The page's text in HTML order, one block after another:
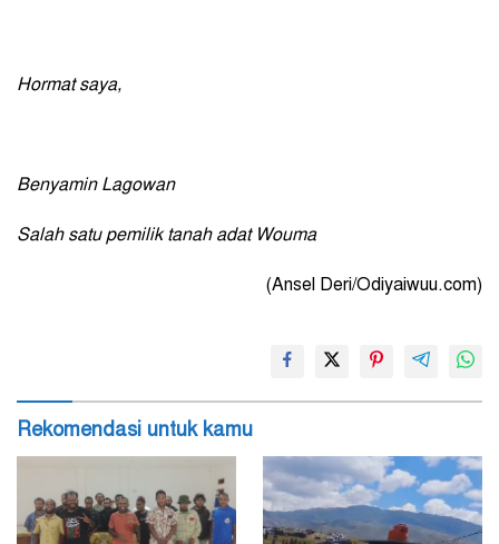
Hormat saya,
Benyamin Lagowan
Salah satu pemilik tanah adat Wouma
(Ansel Deri/Odiyaiwuu.com)
Rekomendasi untuk kamu